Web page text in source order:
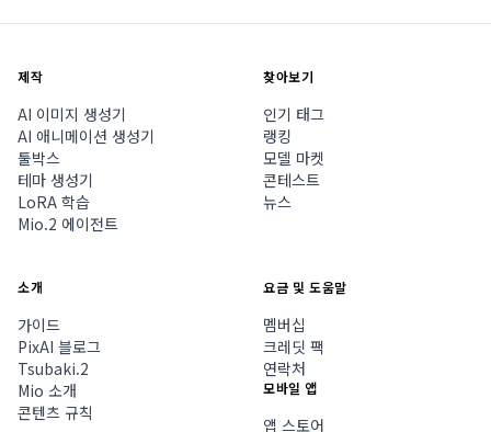
제작
AI 이미지 생성기
AI 애니메이션 생성기
툴박스
테마 생성기
LoRA 학습
Mio.2 에이전트
찾아보기
인기 태그
랭킹
모델 마켓
콘테스트
뉴스
소개
가이드
PixAI 블로그
Tsubaki.2
Mio 소개
콘텐츠 규칙
요금 및 도움말
멤버십
크레딧 팩
연락처
모바일 앱
앱 스토어